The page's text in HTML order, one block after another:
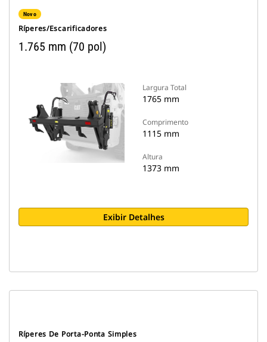
Novo
Ríperes/Escarificadores
1.765 mm (70 pol)
Largura Total
1765 mm
Comprimento
1115 mm
Altura
1373 mm
Exibir Detalhes
Ríperes De Porta-Ponta Simples